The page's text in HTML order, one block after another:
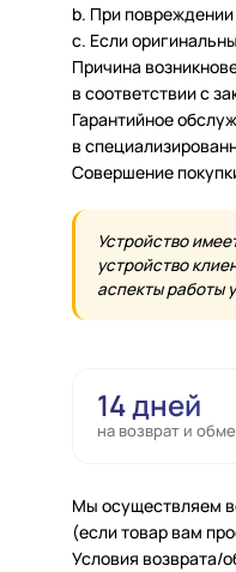
b. При
c. Если
Причина
в соответствии с
Гарантийное
в
Совершение
Устройство
устройство
аспекты работы
14 дней
на возврат и
Мы осуществляем
(если товар вам
Условия возврата/